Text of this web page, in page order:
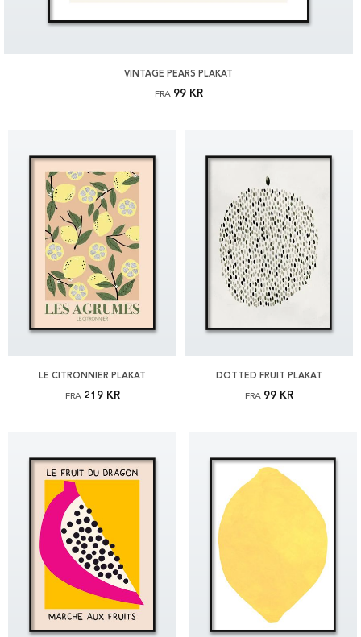
VINTAGE PEARS PLAKAT
FRA 99 KR
LE CITRONNIER PLAKAT
FRA 219 KR
DOTTED FRUIT PLAKAT
FRA 99 KR